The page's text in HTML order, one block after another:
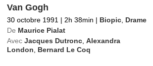
Van Gogh
30 octobre 1991 | 2h 38min | Biopic Drame
De Maurice Pialat
Avec Jacques Dutronc ,Alexandra
London
Bernard Le Coq